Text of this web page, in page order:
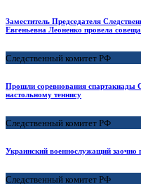
Заместитель Председателя
Евгеньевна Леоненко провела
Следственный комитет РФ
Прошли соревнования спартакиады
настольному теннису
Следственный комитет РФ
Украинский военнослужащий заочно
Следственный комитет РФ